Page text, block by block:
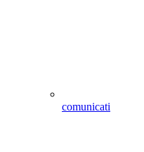
comunicati